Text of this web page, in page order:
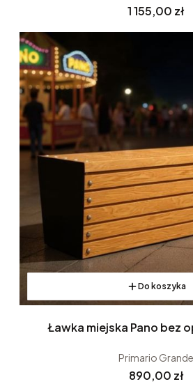
Cena
1 155,00 zł
Do koszyka
Ławka miejska Pano bez
Primario Grande
Cena
890,00 zł